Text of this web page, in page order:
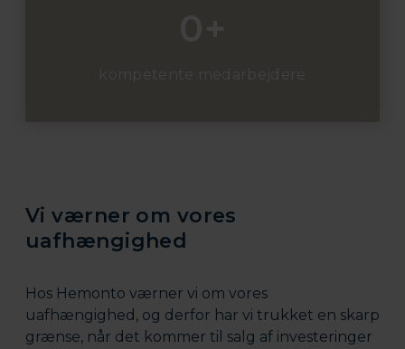
Vi værner om vores
uafhængighed
Hos Hemonto værner vi om vores
uafhængighed, og derfor har vi trukket en skarp
grænse, når det kommer til salg af investeringer